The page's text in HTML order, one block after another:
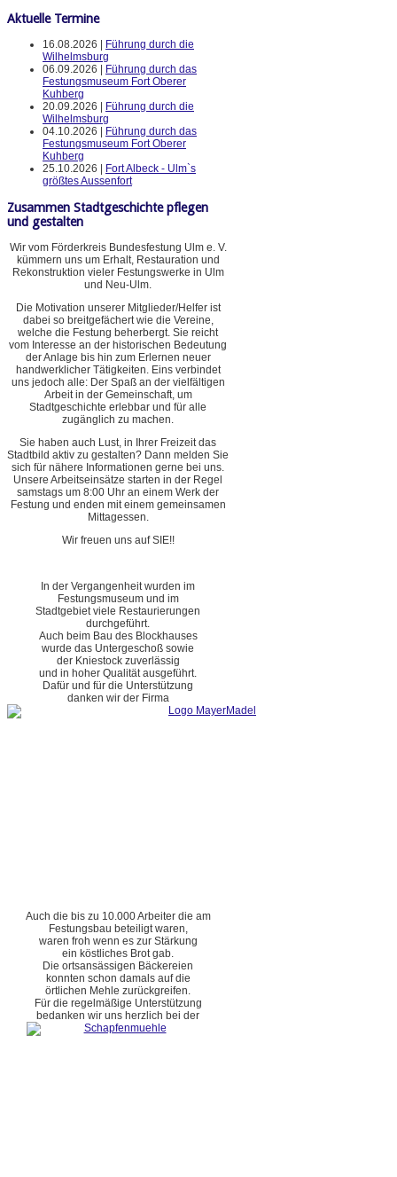
Aktuelle Termine
16.08.2026 |
Führung durch die
Wilhelmsburg
06.09.2026 |
Führung durch das
Festungsmuseum Fort Oberer
Kuhberg
20.09.2026 |
Führung durch die
Wilhelmsburg
04.10.2026 |
Führung durch das
Festungsmuseum Fort Oberer
Kuhberg
25.10.2026 |
Fort Albeck - Ulm`s
größtes Aussenfort
Zusammen Stadtgeschichte pflegen
und gestalten
Wir vom Förderkreis Bundesfestung Ulm e. V.
kümmern uns um Erhalt, Restauration und
Rekonstruktion vieler Festungswerke in Ulm
und Neu-Ulm.
Die Motivation unserer Mitglieder/Helfer ist
dabei so breitgefächert wie die Vereine,
welche die Festung beherbergt. Sie reicht
vom Interesse an der historischen Bedeutung
der Anlage bis hin zum Erlernen neuer
handwerklicher Tätigkeiten. Eins verbindet
uns jedoch alle: Der Spaß an der vielfältigen
Arbeit in der Gemeinschaft, um
Stadtgeschichte erlebbar und für alle
zugänglich zu machen.
Sie haben auch Lust, in Ihrer Freizeit das
Stadtbild aktiv zu gestalten? Dann melden Sie
sich für nähere Informationen gerne bei uns.
Unsere Arbeitseinsätze starten in der Regel
samstags um 8:00 Uhr an einem Werk der
Festung und enden mit einem gemeinsamen
Mittagessen.
Wir freuen uns auf SIE!!
In der Vergangenheit wurden im
Festungsmuseum und im
Stadtgebiet viele Restaurierungen
durchgeführt.
Auch beim Bau des Blockhauses
wurde das Untergeschoß sowie
der Kniestock zuverlässig
und in hoher Qualität ausgeführt.
Dafür und für die Unterstützung
danken wir der Firma
Auch die bis zu 10.000 Arbeiter die am
Festungsbau beteiligt waren,
waren froh wenn es zur Stärkung
ein köstliches Brot gab.
Die ortsansässigen Bäckereien
konnten schon damals auf die
örtlichen Mehle zurückgreifen.
Für die regelmäßige Unterstützung
bedanken wir uns herzlich bei der